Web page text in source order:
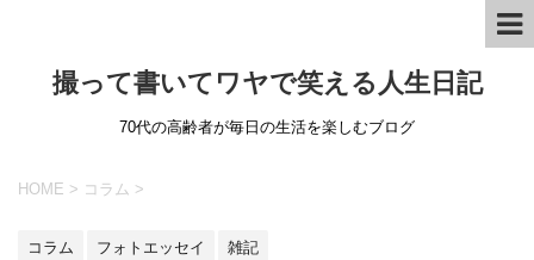
撮って書いてワヤで笑える人生日記
70代の高齢者が毎日の生活を楽しむブログ
HOME > コラム >
コラム フォトエッセイ 雑記